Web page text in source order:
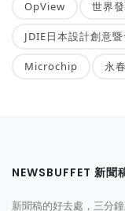
OpView 世界
JDIE日本設計創意
Microchip 永
NEWSBUFFET 新聞
新聞稿的好去處，三分